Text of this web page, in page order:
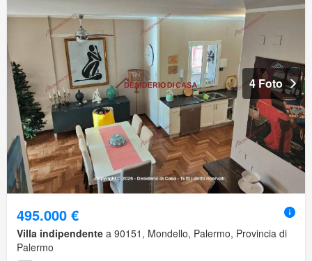
4 Foto
495.000 €
Villa indipendente a 90151, Mondello, Palermo, Provincia di
Palermo